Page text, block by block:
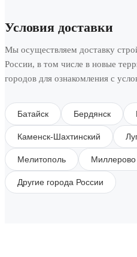
Условия доставки
Мы осуществляем доставку
России, в том числе в новые
городов для ознакомления с
Батайск Бердянск
Каменск-Шахтинский
Мелитополь Миллерово
Другие города России